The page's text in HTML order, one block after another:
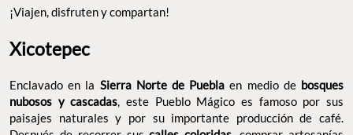
¡Viajen, disfruten y compartan!
Xicotepec
Enclavado en la Sierra Norte de Puebla en medio de bosques
nubosos y cascadas, este Pueblo Mágico es famoso por sus
paisajes naturales y por su importante producción de café.